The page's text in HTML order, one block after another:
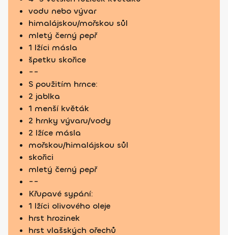
vodu nebo vývar
himalájskou/mořskou sůl
mletý černý pepř
1 lžíci másla
špetku skořice
--
S použitím hrnce:
2 jablka
1 menší květák
2 hrnky vývaru/vody
2 lžíce másla
mořskou/himalájskou sůl
skořici
mletý černý pepř
--
Křupavé sypání:
1 lžíci olivového oleje
hrst hrozinek
hrst vlašských ořechů